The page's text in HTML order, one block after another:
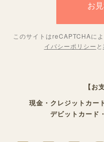
このサイトはreCAPTCHAに
イバシーポリシー と
【お
現金・クレジットカー
デビットカード